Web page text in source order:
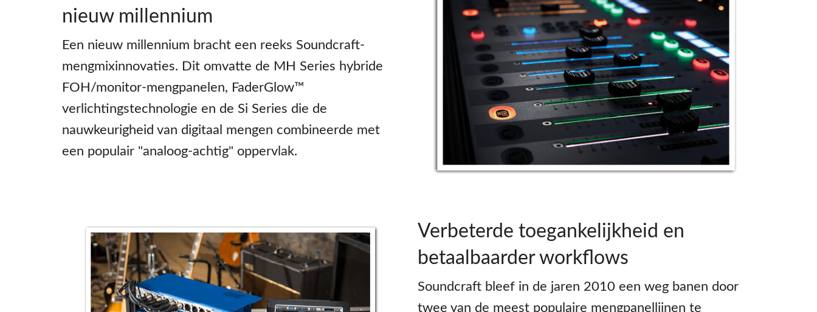
nieuw millennium
Een nieuw millennium bracht een reeks Soundcraft-
mengmixinnovaties. Dit omvatte de MH Series hybride
FOH/monitor-mengpanelen, FaderGlow™
verlichtingstechnologie en de Si Series die de
nauwkeurigheid van digitaal mengen combineerde met
een populair "analoog-achtig" oppervlak.
Verbeterde toegankelijkheid en
betaalbaarder workflows
Soundcraft bleef in de jaren 2010 een weg banen door
twee van de meest populaire mengpanellijnen te